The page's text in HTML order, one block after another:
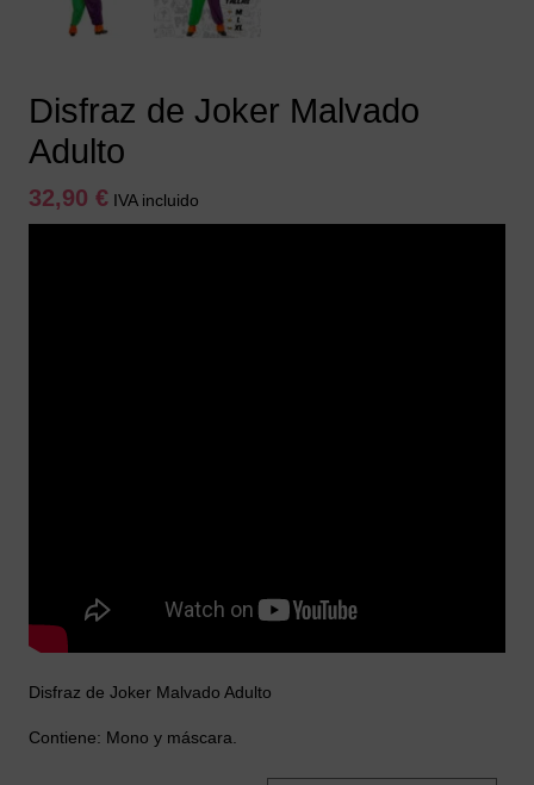
Disfraz de Joker Malvado
Adulto
32,90 € IVA incluido
Disfraz de Joker Malvado Adulto
Contiene: Mono y máscara.